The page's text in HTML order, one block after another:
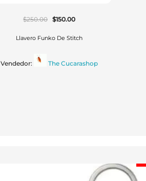
$250.00 El
Precio
Era:
$150.00El
Es:
Llavero Funko De Stitch
Vendedor: The Cucarashop